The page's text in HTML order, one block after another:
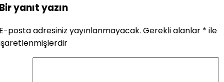
yanıt yazın
posta adresiniz yayınlanmayacak. Gerekli alanlar * ile